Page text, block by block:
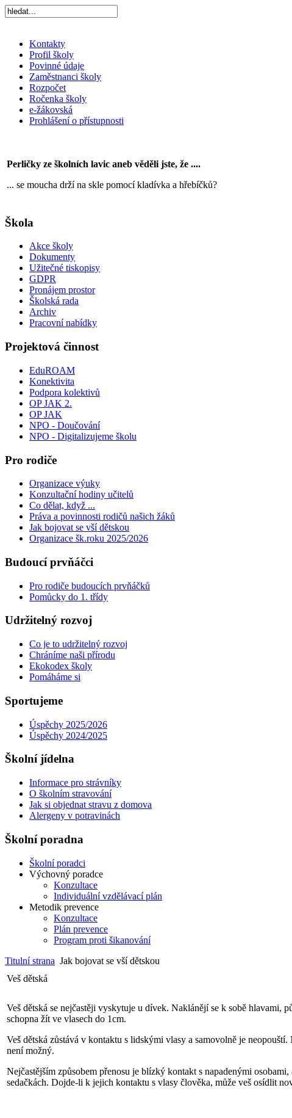
Kontakty
Profil školy
Povinné údaje
Zaměstnanci školy
Rozpočet
Ročenka školy
e-žákovská
Prohlášení o přístupnosti
Perličky ze školních lavic aneb věděli jste, že ....
... se moucha drží na skle pomocí kladívka a hřebíčků?
Škola
Akce školy
Dokumenty
Užitečné tiskopisy
GDPR
Pronájem prostor
Školská rada
Archiv
Pracovní nabídky
Projektová činnost
EduROAM
Konektivita
Podpora kolektivů
OP JAK 2.
OP JAK
NPO - Doučování
NPO - Digitalizujeme školu
Pro rodiče
Organizace výuky
Konzultační hodiny učitelů
Co dělat, když ...
Práva a povinnosti rodičů našich žáků
Jak bojovat se vší dětskou
Organizace šk.roku 2025/2026
Budoucí prvňáčci
Pro rodiče budoucích prvňáčků
Pomůcky do 1. třídy
Udržitelný rozvoj
Co je to udržitelný rozvoj
Chráníme naši přírodu
Ekokodex školy
Pomáháme si
Sportujeme
Úspěchy 2025/2026
Úspěchy 2024/2025
Školní jídelna
Informace pro strávníky
O školním stravování
Jak si objednat stravu z domova
Alergeny v potravinách
Školní poradna
Školní poradci
Výchovný poradce
Konzultace
Individuální vzdělávací plán
Metodik prevence
Konzultace
Plán prevence
Program proti šikanování
Titulní strana Jak bojovat se vší dětskou
Veš dětská
Veš dětská se nejčastěji vyskytuje u dívek. Naklánějí se k sobě
schopna žít ve vlasech do 1cm.
Veš dětská zůstává v kontaktu s lidskými vlasy a samovolně je
není možný.
Nejčastějším způsobem přenosu je blízký kontakt s napadenými
sedačkách. Dojde-li k jejich kontaktu s vlasy člověka, může veš osídlit